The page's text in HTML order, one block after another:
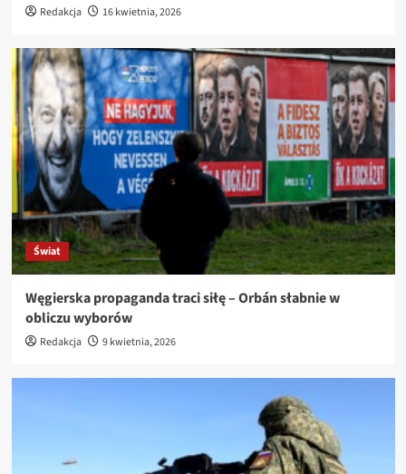
Redakcja 16 kwietnia, 2026
Świat
Węgierska propaganda traci siłę – Orbán słabnie w
obliczu wyborów
Redakcja 9 kwietnia, 2026